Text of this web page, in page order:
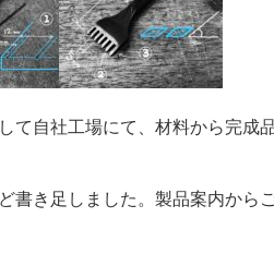
自社工場にて、材料から完成
き足しました。製品案内から